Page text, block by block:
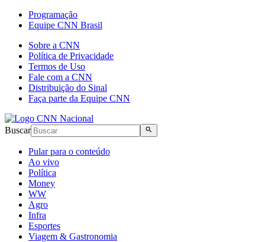
Programação
Equipe CNN Brasil
Sobre a CNN
Política de Privacidade
Termos de Uso
Fale com a CNN
Distribuição do Sinal
Faça parte da Equipe CNN
Buscar
Pular para o conteúdo
Ao vivo
Política
Money
WW
Agro
Infra
Esportes
Viagem & Gastronomia